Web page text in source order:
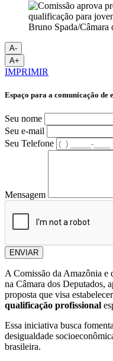
Bruno Spada/Câmara
A-
A+
IMPRIMIR
Espaço para a comunicação de
Seu nome
Seu e-mail
Seu Telefone
Mensagem
ENVIAR
A Comissão da Amazônia e
na Câmara dos Deputados,
proposta que visa
qualificação profissional
Essa iniciativa busca
desigualdade
brasileira.